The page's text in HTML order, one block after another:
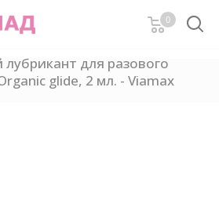
0
для разового
glide, 2 мл. - Viamax